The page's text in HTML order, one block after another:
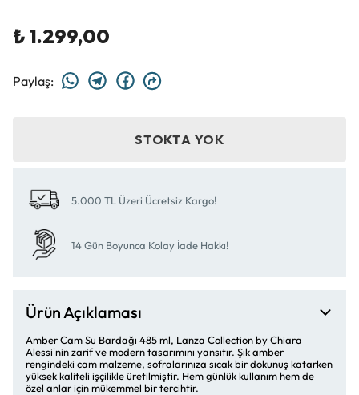
₺ 1.299,00
Paylaş:
STOKTA YOK
5.000 TL Üzeri Ücretsiz Kargo!
14 Gün Boyunca Kolay İade Hakkı!
Ürün Açıklaması
Amber Cam Su Bardağı 485 ml, Lanza Collection by Chiara
Alessi'nin zarif ve modern tasarımını yansıtır. Şık amber
rengindeki cam malzeme, sofralarınıza sıcak bir dokunuş katarken
yüksek kaliteli işçilikle üretilmiştir. Hem günlük kullanım hem de
özel anlar için mükemmel bir tercihtir.